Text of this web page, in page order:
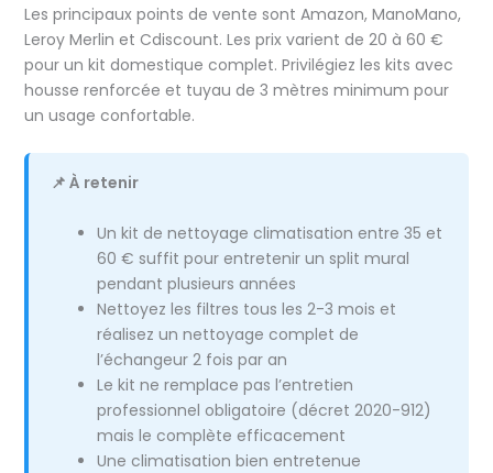
Les principaux points de vente sont Amazon, ManoMano,
Leroy Merlin et Cdiscount. Les prix varient de 20 à 60 €
pour un kit domestique complet. Privilégiez les kits avec
housse renforcée et tuyau de 3 mètres minimum pour
un usage confortable.
📌 À retenir
Un kit de nettoyage climatisation entre 35 et
60 € suffit pour entretenir un split mural
pendant plusieurs années
Nettoyez les filtres tous les 2-3 mois et
réalisez un nettoyage complet de
l’échangeur 2 fois par an
Le kit ne remplace pas l’entretien
professionnel obligatoire (décret 2020-912)
mais le complète efficacement
Une climatisation bien entretenue